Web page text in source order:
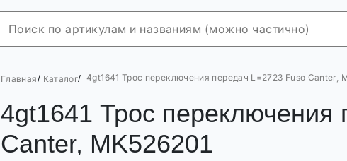
Главная/ Каталог/ 4gt1641 Трос переключения передач L=2723 Fuso Canter,
4gt1641 Трос переключения
Canter, MK526201